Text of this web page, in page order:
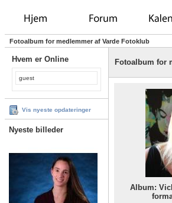
Fotoalbum for medlemmer af Varde Fotoklub
Hvem er Online
guest
Vis nyeste opdateringer
Nyeste billeder
Fotoalbum for
Album: